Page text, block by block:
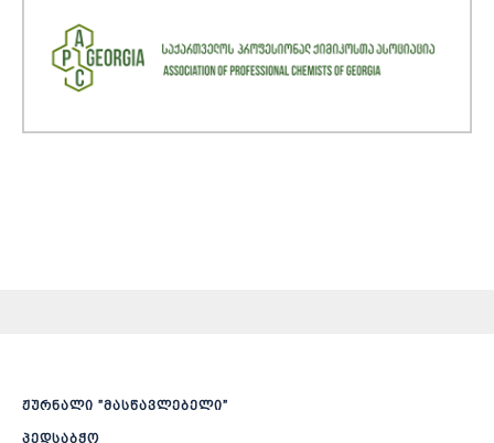
ჟურნალი ”მასწავლებელი”
პედსაბჭო